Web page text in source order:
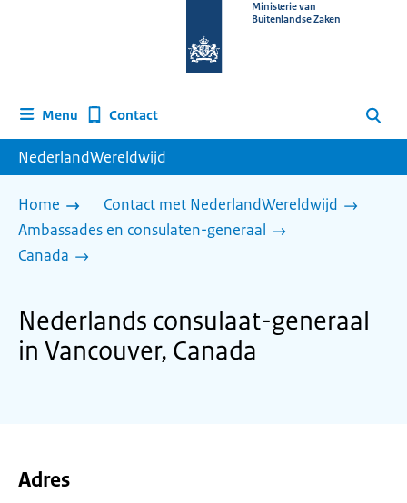
homepage
Ministerie van
Buitenlandse Zaken
Menu Contact Zoeken
NederlandWereldwijd
Home
Contact met NederlandWereldwijd
Ambassades en consulaten-generaal
Canada
Nederlands consulaat-generaal
in Vancouver, Canada
Adres